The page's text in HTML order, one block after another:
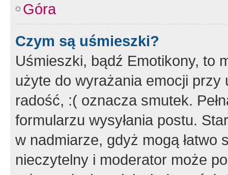
Góra
Czym są uśmieszki?
Uśmieszki, bądź Emotikony, to
użyte do wyrażania emocji
radość, :( oznacza smutek.
formularzu wysyłania postu.
w nadmiarze, gdyż mogą
nieczytelny i moderator może